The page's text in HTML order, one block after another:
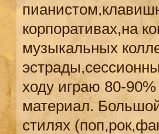
корпоративах,на
музыкальных
ходу играю 80-
материал.
стилях